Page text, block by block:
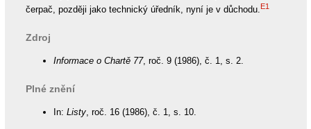
čerpač, později jako technický úředník, nyní je v důchodu.E1
Zdroj
Informace o Chartě 77, roč. 9 (1986), č. 1, s. 2.
Plné znění
In: Listy, roč. 16 (1986), č. 1, s. 10.